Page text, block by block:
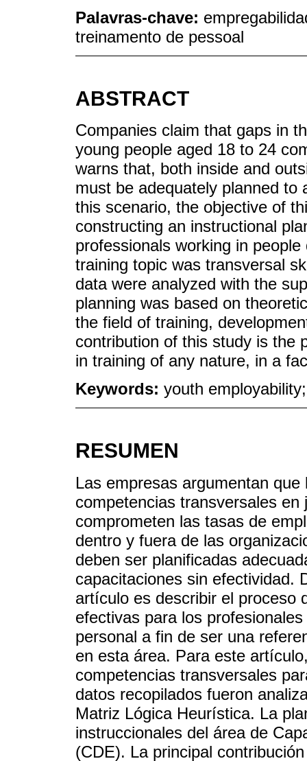
Palavras-chave:
treinamento de pessoal
ABSTRACT
Companies claim that gaps in
young people aged 18 to 24
warns that, both inside and
must be adequately planned to
this scenario, the objective of
constructing an instructional
professionals working in
training topic was transversal
data were analyzed with the
planning was based on
the field of training,
contribution of this study is the
in training of any nature, in a
Keywords: youth
RESUMEN
Las empresas argumentan
competencias transversales
comprometen las tasas de
dentro y fuera de las
deben ser planificadas
capacitaciones sin efectividad.
artículo es describir el proceso
efectivas para los
personal a fin de ser una
en esta área. Para este
competencias transversales
datos recopilados fueron
Matriz Lógica Heurística. La
instruccionales del área de
(CDE). La principal